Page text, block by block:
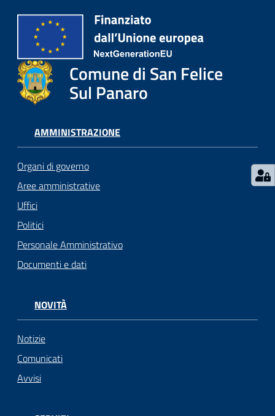
a
n
o
s
g
o
o
n
e
Sportello
telematico
Comune di San Felice
Sul Panaro
AMMINISTRAZIONE
Organi di governo
Aree amministrative
Uffici
Politici
Personale Amministrativo
Documenti e dati
NOVITÀ
Notizie
Comunicati
Avvisi